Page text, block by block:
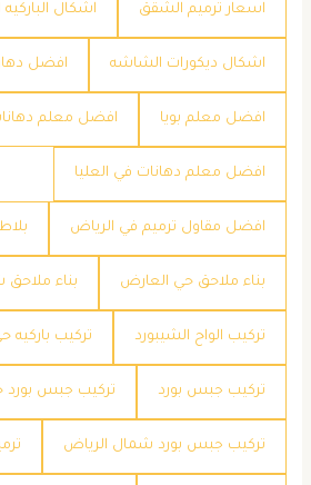
اسعار ترميم الشقق اشكال الباركيه
اشكال ديكورات الشاشه افضل
افضل معلم بويا افضل معلم
افضل معلم دهانات في العليا
افضل مقاول ترميم في الرياض
بناء ملاحق حي العارض بناء
تركيب الواح الشيبورد تركيب باركيه
تركيب جبس بورد تركيب جبس بورد
تركيب جبس بورد شمال الرياض